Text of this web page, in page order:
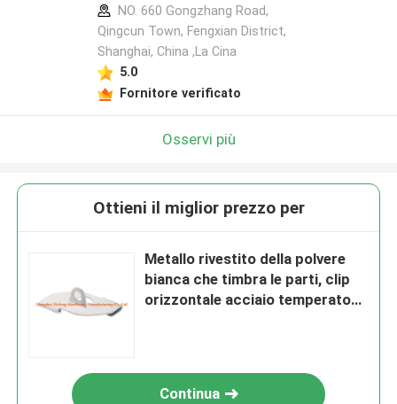
NO. 660 Gongzhang Road,
Qingcun Town, Fengxian District,
Shanghai, China ,La Cina
5.0
Fornitore verificato
Osservi più
Ottieni il miglior prezzo per
Metallo rivestito della polvere
bianca che timbra le parti, clip
orizzontale acciaio temperato
Continua